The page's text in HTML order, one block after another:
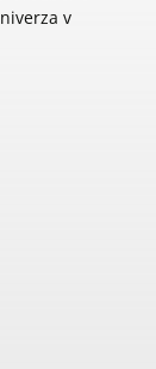
v